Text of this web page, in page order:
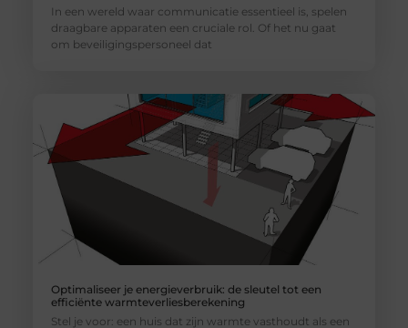
In een wereld waar communicatie essentieel is, spelen
draagbare apparaten een cruciale rol. Of het nu gaat
om beveiligingspersoneel dat
Optimaliseer je energieverbruik: de sleutel tot een
efficiënte warmteverliesberekening
Stel je voor: een huis dat zijn warmte vasthoudt als een